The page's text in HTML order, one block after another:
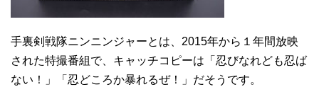
手裏剣戦隊ニンニンジャーとは、2015年から１年間放映
された特撮番組で、キャッチコピーは「忍びなれども忍ば
ない！」「忍どころか暴れるぜ！」だそうです。